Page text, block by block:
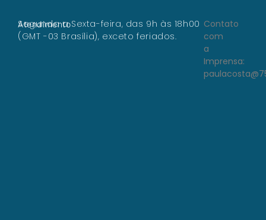
Atendimento
Segunda a Sexta-feira, das 9h às 18h00
(GMT -03 Brasília), exceto feriados.
Contato
com
a
Imprensa: